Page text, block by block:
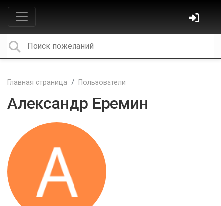
Главная страница Пользователи
Александр Еремин